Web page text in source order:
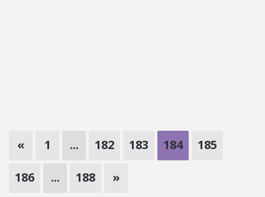
« 1 ... 182 183 184 185
186 ... 188 »